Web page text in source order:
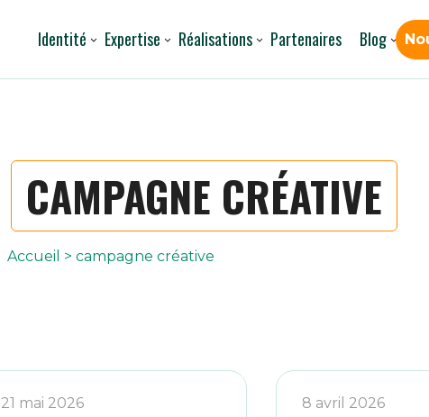
Identité Expertise Réalisations Partenaires Blog
CAMPAGNE CRÉATIVE
Accueil > campagne créative
21 mai 2026 8 avril 2026